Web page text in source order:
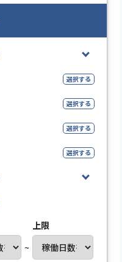
選択する
選択する
選択する
選択する
~
上限